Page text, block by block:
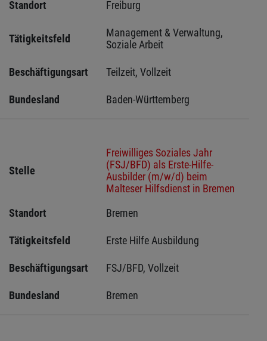
Standort
Freiburg
Tätigkeitsfeld
Management & Verwaltung,
Soziale Arbeit
Beschäftigungsart Teilzeit, Vollzeit
Bundesland Baden-Württemberg
Stelle
Freiwilliges Soziales Jahr
(FSJ/BFD) als Erste-Hilfe-
Ausbilder (m/w/d) beim
Malteser Hilfsdienst in Bremen
Standort
Bremen
Tätigkeitsfeld Erste Hilfe Ausbildung
Beschäftigungsart FSJ/BFD, Vollzeit
Bundesland Bremen